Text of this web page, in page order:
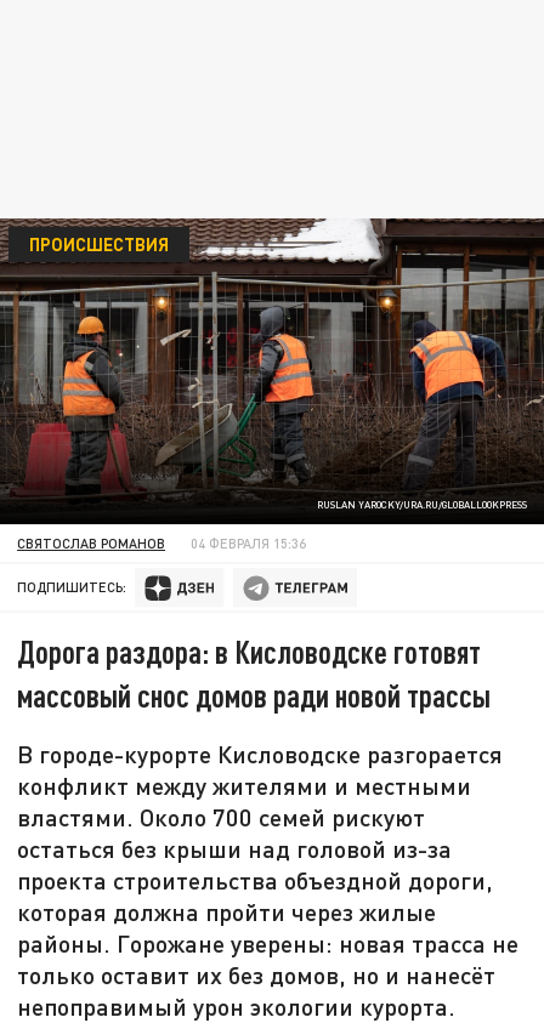
RUSLAN YAROCKY/URA.RU/GLOBALLOOKPRESS
ПРОИСШЕСТВИЯ
СВЯТОСЛАВ РОМАНОВ 04 ФЕВРАЛЯ 15:36
ПОДПИШИТЕСЬ:
Дорога раздора: в Кисловодске готовят
массовый снос домов ради новой трассы
В городе-курорте Кисловодске разгорается
конфликт между жителями и местными
властями. Около 700 семей рискуют
остаться без крыши над головой из-за
проекта строительства объездной дороги,
которая должна пройти через жилые
районы. Горожане уверены: новая трасса не
только оставит их без домов, но и нанесёт
непоправимый урон экологии курорта.